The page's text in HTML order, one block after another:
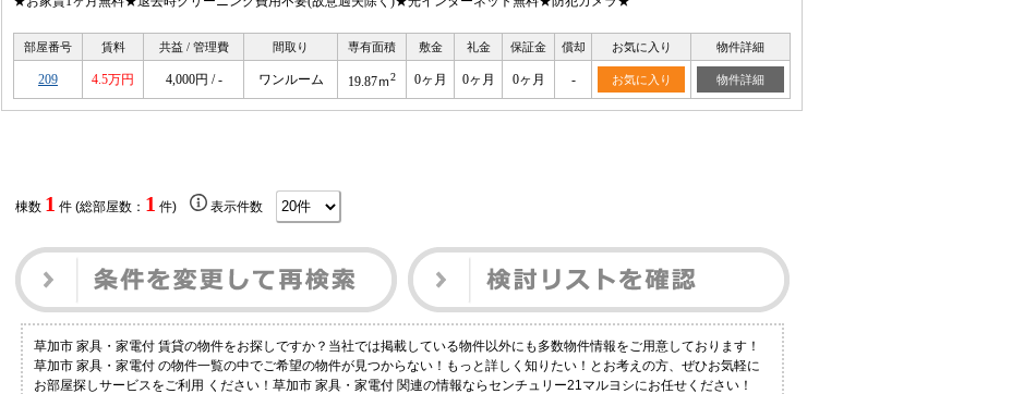
部屋番号 賃料 共益 / 管理費 間取り 専有面積 敷金 礼金 保証金 償却 お気に入り 物件詳細
209 4.5万円 4,000円 / - ワンルーム 19.87ｍ2 0ヶ月 0ヶ月 0ヶ月 - お気に入り 物件詳細
棟数 1 件 (総部屋数： 1 件) 表示件数
草加市 家具・家電付 賃貸の物件をお探しですか？当社では掲載している物件以外にも多数物件情報をご用意しております！
草加市 家具・家電付 の物件一覧の中でご希望の物件が見つからない！もっと詳しく知りたい！とお考えの方、ぜひお気軽に
お部屋探しサービスをご利用 ください！草加市 家具・家電付 関連の情報ならセンチュリー21マルヨシにお任せください！